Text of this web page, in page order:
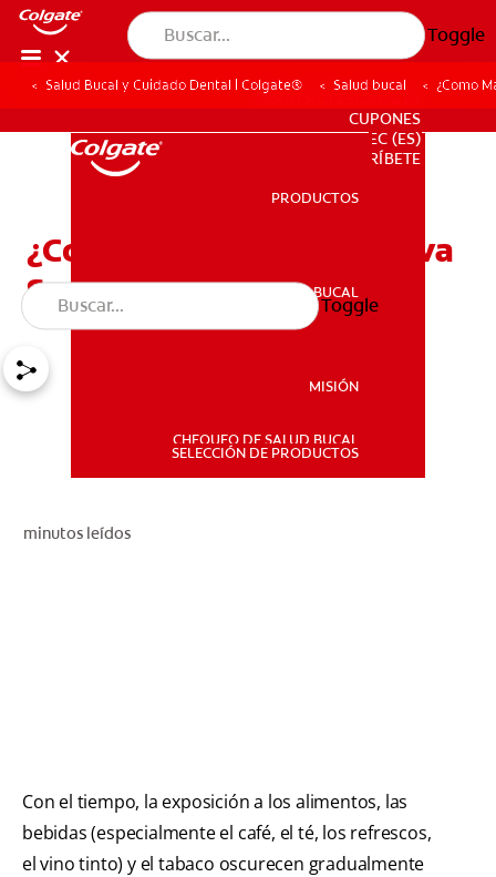
Toggle
SALUD BUCAL
SUSCRÍBETE
PARA PROFESIONALES
CUPONES
EC (ES)
SUSCRÍBETE
PRODUCTOS
SALUD BUCAL
MISIÓN
CHEQUEO DE SALUD BUCAL
SELECCIÓN DE PRODUCTOS
Toggle
Salud Bucal y Cuidado Dental | Colgate® Salud bucal ¿Como
¿Como Mantengo Mi Nueva
Sonrisa Siempre Blanca?
minutos leídos
Con el tiempo, la exposición a los alimentos, las
bebidas (especialmente el café, el té, los refrescos,
el vino tinto) y el tabaco oscurecen gradualmente